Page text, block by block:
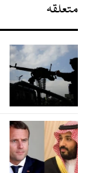
متعلقہ